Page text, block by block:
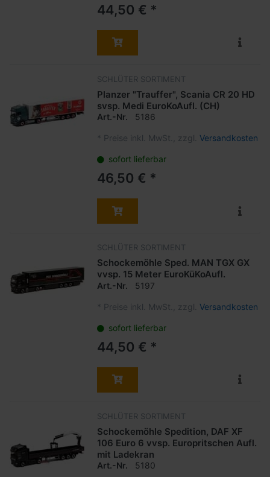
44,50 € *
SCHLÜTER SORTIMENT
Planzer "Trauffer", Scania CR 20 HD
svsp. Medi EuroKoAufl. (CH)
Art.-Nr. 5186
* Preise inkl. MwSt., zzgl. Versandkosten
sofort lieferbar
46,50 € *
SCHLÜTER SORTIMENT
Schockemöhle Sped. MAN TGX GX
vvsp. 15 Meter EuroKüKoAufl.
Art.-Nr. 5197
* Preise inkl. MwSt., zzgl. Versandkosten
sofort lieferbar
44,50 € *
SCHLÜTER SORTIMENT
Schockemöhle Spedition, DAF XF
106 Euro 6 vvsp. Europritschen Aufl.
mit Ladekran
Art.-Nr. 5180